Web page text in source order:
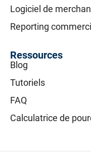
Logiciel de
Reporting
Ressources
Blog
Tutoriels
FAQ
Calculatrice de